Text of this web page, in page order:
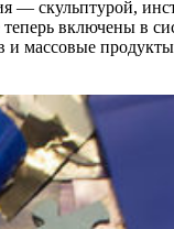
— скульптурой,
включены в
массовые